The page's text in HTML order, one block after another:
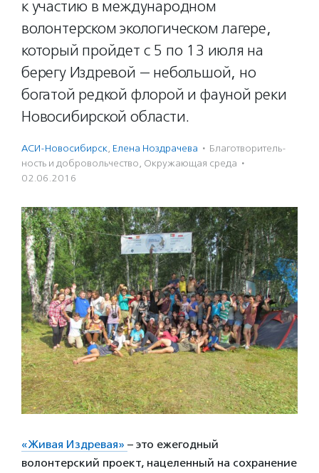
к участию в международном
волонтерском экологическом лагере,
который пройдет с 5 по 13 июля на
берегу Издревой — небольшой, но
богатой редкой флорой и фауной реки
Новосибирской области.
АСИ-Новосибирск, Елена Ноздрачева · Благотвори­тель­
ность и доброволь­чест­во, Окружающая среда ·
02.06.2016
«Живая Издревая» – это ежегодный
волонтерский проект, нацеленный на сохранение